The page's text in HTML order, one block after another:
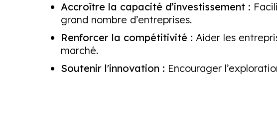
Accroître la capacité d’investissement :
grand nombre d’entreprises.
Renforcer la compétitivité : Aider les
marché.
Soutenir l'innovation : Encourager